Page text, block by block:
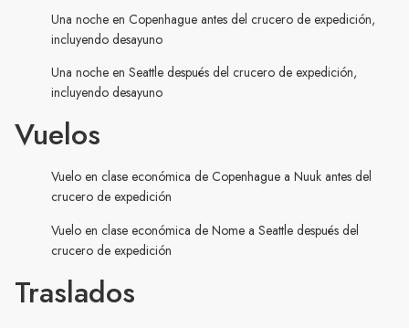
Una noche en Copenhague antes del crucero de expedición,
incluyendo desayuno
Una noche en Seattle después del crucero de expedición,
incluyendo desayuno
Vuelos
Vuelo en clase económica de Copenhague a Nuuk antes del
crucero de expedición
Vuelo en clase económica de Nome a Seattle después del
crucero de expedición
Traslados